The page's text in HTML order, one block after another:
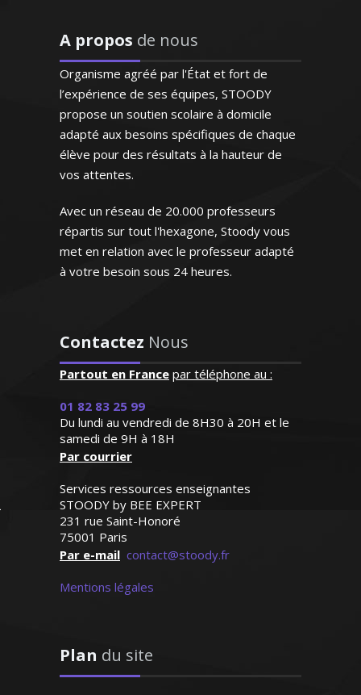
attentif aux besoins de ma
fille qui progresse de façon
remarquable"
Madame C.K (Verneuil sur
Seine, élève en primaire)
"Professeur consciencieux,
proche de l'élève, patient,
disponible. J'aurai recours
Madame G.M (Strasbourg,
est ma langue maternelle. J’enseigne
depuis de nombreuses années en France
(écoles privées et traduction) et je donne
des cours particuliers en tenant compte
du niveau de mes élèves et de leurs
ambitions
Madame F. Marie - Professeur
d’anglais - Bordeaux
de comptabilité et gestion dans les
lycées professionnels et je donne des
formations spécialisées sur mesure pour
marketing. J’aime transmettre le savoir
et aider mes élèves à bien réussir
A propos de nous
Organisme agréé par l'État et fort de
l’expérience de ses équipes, STOODY
propose un soutien scolaire à domicile
adapté aux besoins spécifiques de chaque
élève pour des résultats à la hauteur de
vos attentes.
Avec un réseau de 20.000 professeurs
répartis sur tout l'hexagone, Stoody vous
met en relation avec le professeur adapté
à votre besoin sous 24 heures.
Contactez Nous
Partout en France par téléphone au :
01 82 83 25 99
Du lundi au vendredi de 8H30 à 20H et le
samedi de 9H à 18H
Par courrier
Services ressources enseignantes
STOODY by BEE EXPERT
231 rue Saint-Honoré
75001 Paris
Par e-mail contact@stoody.fr
Mentions légales
Plan du site